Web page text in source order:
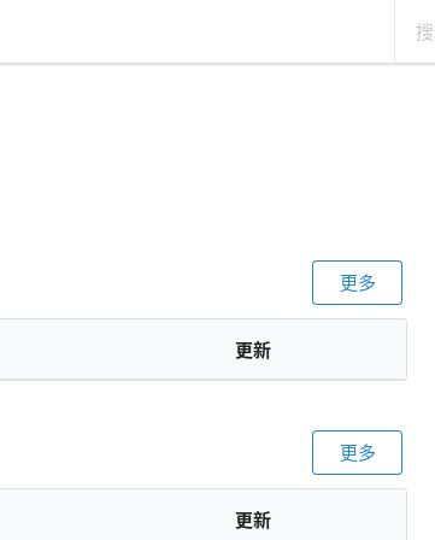
更多
更新
更多
更新